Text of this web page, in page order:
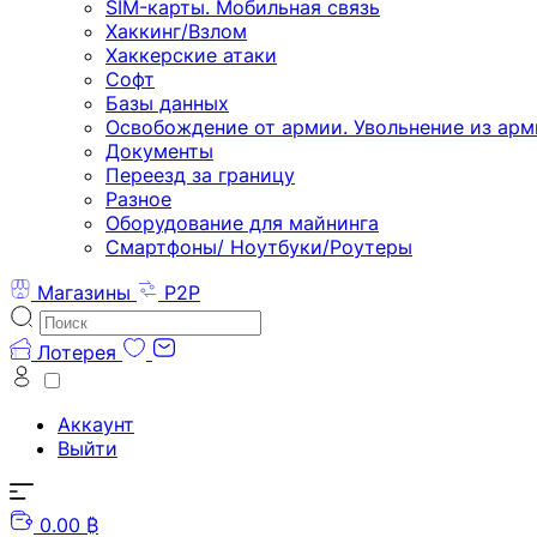
SIM-карты. Мобильная связь
Хаккинг/Взлом
Хаккерские атаки
Софт
Базы данных
Освобождение от армии. Увольнение из
Документы
Переезд за границу
Разное
Оборудование для майнинга
Смартфоны/ Ноутбуки/Роутеры
Магазины
P2P
Лотерея
Аккаунт
Выйти
0.00 ₿